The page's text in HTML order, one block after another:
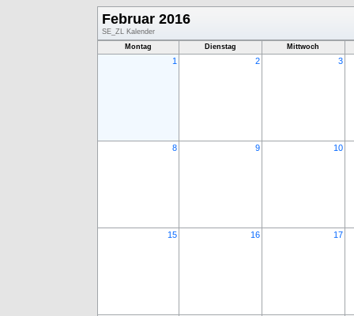
Februar 2016
SE_ZL Kalender
Montag
Dienstag Mittwoch
1 2 3
8 9 10
15 16 17